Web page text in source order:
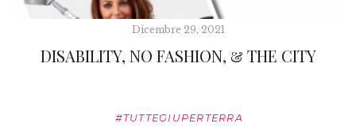
Dicembre 29, 2021
DISABILITY, NO FASHION, & THE CITY
#TUTTEGIUPERTERRA